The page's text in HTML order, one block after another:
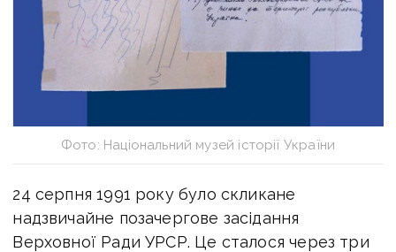
Фото: Національний музей історії України
24 серпня 1991 року було скликане
надзвичайне позачергове засідання
Верховної Ради УРСР. Це сталося через три